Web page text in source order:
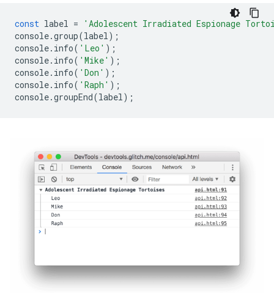
const label =
'Adolescent Irradiated Espionage
console.group(label);
console. info( 'Leo' );
console. info( 'Mike' );
console. info( 'Don' );
console. info( 'Raph' );
console.groupEnd(label);